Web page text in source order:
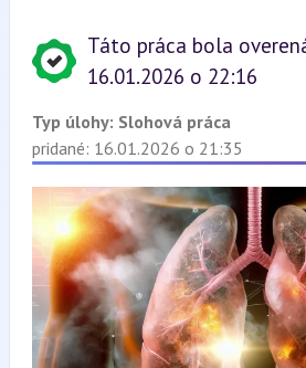
Táto práca bola
16.01.2026 o 22:16
Typ úlohy: Slohová práca
pridané: 16.01.2026 o 21:35